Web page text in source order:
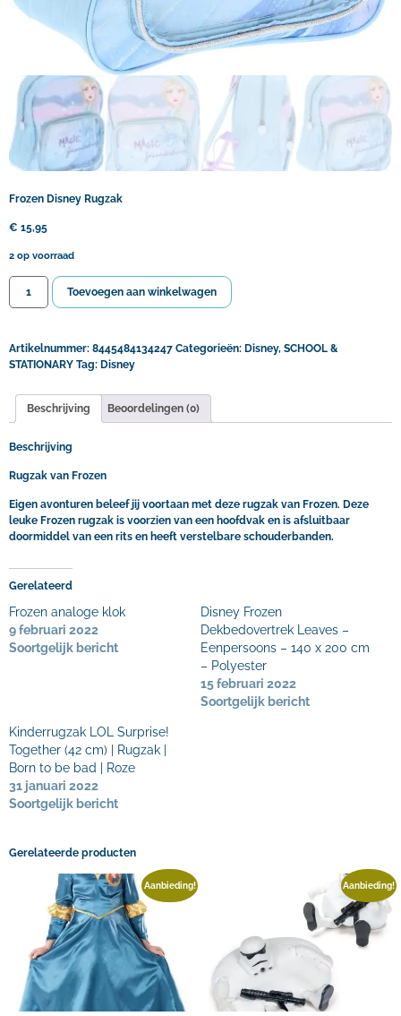
Frozen Disney Rugzak
€ 15,95
2 op voorraad
Toevoegen aan winkelwagen
Artikelnummer: 8445484134247 Categorieën: Disney, SCHOOL &
STATIONARY Tag: Disney
Beschrijving Beoordelingen (0)
Beschrijving
Rugzak van Frozen
Eigen avonturen beleef jij voortaan met deze rugzak van Frozen. Deze
leuke Frozen rugzak is voorzien van een hoofdvak en is afsluitbaar
doormiddel van een rits en heeft verstelbare schouderbanden.
Gerelateerd
Frozen analoge klok
9 februari 2022
Soortgelijk bericht
Disney Frozen
Dekbedovertrek Leaves –
Eenpersoons – 140 x 200 cm
– Polyester
15 februari 2022
Soortgelijk bericht
Kinderrugzak LOL Surprise!
Together (42 cm) | Rugzak |
Born to be bad | Roze
31 januari 2022
Soortgelijk bericht
Gerelateerde producten
Aanbieding! Aanbieding!